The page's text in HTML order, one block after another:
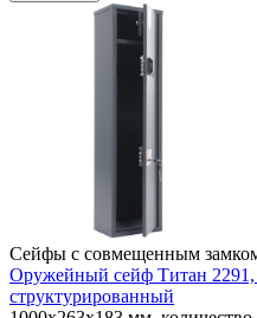
Сейфы с совмещенным
Оружейный сейф Титан 2291,
структурированный